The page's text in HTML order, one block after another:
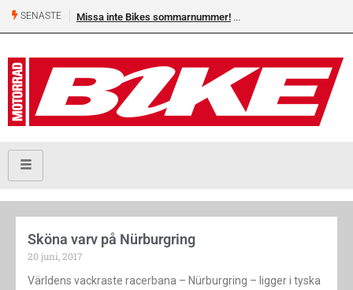
SENASTE Missa inte Bikes sommarnummer!
Sköna varv på Nürburgring
20 juni, 2017
Världens vackraste racerbana – Nürburgring – ligger i tyska